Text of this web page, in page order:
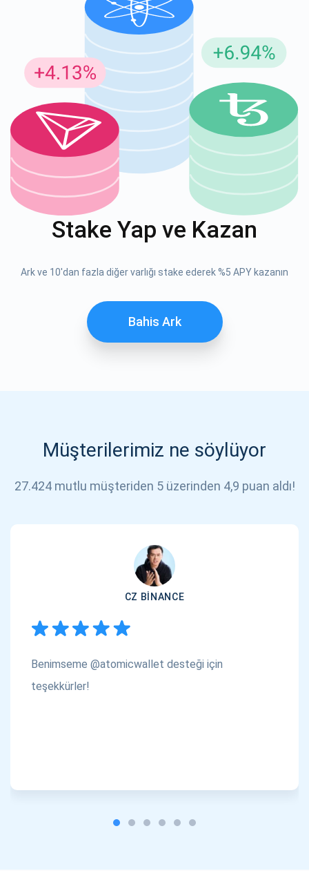
Stake Yap ve Kazan
Ark ve 10'dan fazla diğer varlığı stake ederek %5 APY kazanın
Bahis Ark
Müşterilerimiz ne söylüyor
27.424 mutlu müşteriden 5 üzerinden 4,9 puan aldı!
CZ BINANCE
Benimseme @atomicwallet desteği için
teşekkürler!
ABONE OL
support@atomicwallet.io
YouTube'umuza göz atın
Güncellemeler için Abone Ol
En son proje güncellemelerini ve kripto kılavuzlarını ilk alan
siz olun